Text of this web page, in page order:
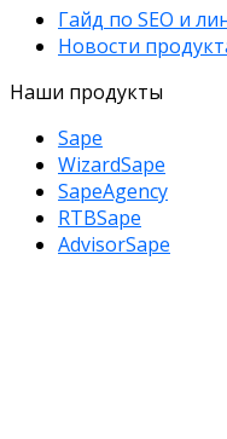
Гайд по SEO и
Новости
Наши продукты
Sape
WizardSape
SapeAgency
RTBSape
AdvisorSape